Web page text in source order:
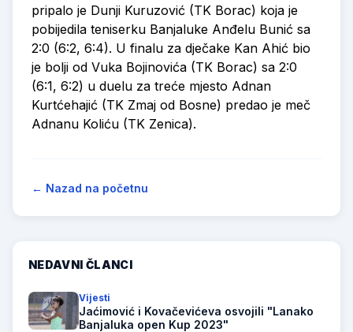
pripalo je Dunji Kuruzović (TK Borac) koja je
pobijedila teniserku Banjaluke Anđelu Bunić sa
2:0 (6:2, 6:4). U finalu za dječake Kan Ahić bio
je bolji od Vuka Bojinovića (TK Borac) sa 2:0
(6:1, 6:2) u duelu za treće mjesto Adnan
Kurtćehajić (TK Zmaj od Bosne) predao je meč
Adnanu Koliću (TK Zenica).
← Nazad na početnu
NEDAVNI ČLANCI
Vijesti
Jaćimović i Kovačevićeva osvojili "Lanako
Banjaluka open Kup 2023"